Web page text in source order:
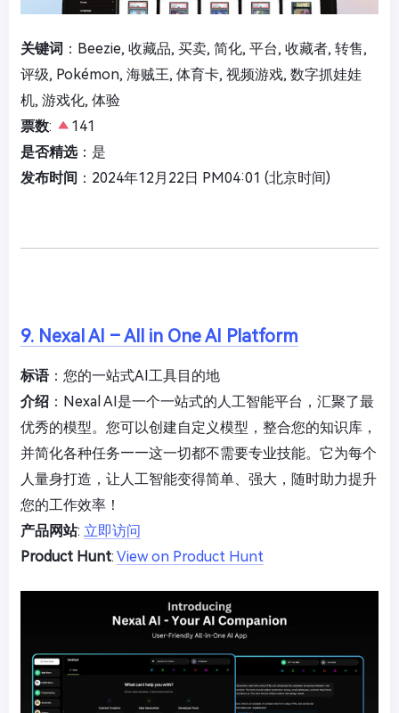
关键词 ：Beezie, 收藏品, 买卖, 简化, 平台, 收藏者, 转售,
评级, Pokémon, 海贼王, 体育卡, 视频游戏, 数字抓娃娃
机, 游戏化, 体验
票数:
141
是否精选：是
发布时间 ：2024年12月22日 PM04:01 (北京时间)
9. Nexal AI – All in One AI Platform
标语：您的一站式AI工具目的地
介绍 ：Nexal AI是一个一站式的人工智能平台，汇聚了最
优秀的模型。您可以创建自定义模型，整合您的知识库，
并简化各种任务——这一切都不需要专业技能。它为每个
人量身打造，让人工智能变得简单、强大，随时助力提升
您的工作效率！
产品网站: 立即访问
Product Hunt: View on Product Hunt